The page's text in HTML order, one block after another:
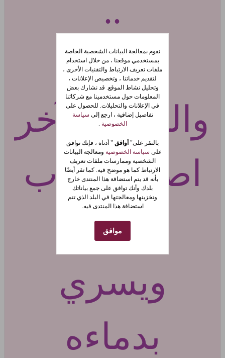
..
والبعض الآخر
اصبح الكذب
يمشي
ويسري
بدماءه
نقوم بمعالجة البيانات الشخصية الخاصة
بمستخدمي موقعنا ، من خلال استخدام
ملفات تعريف الارتباط والتقنيات الأخرى ،
لتقديم خدماتنا ، وتخصيص الإعلانات ،
وتحليل نشاط الموقع. قد نشارك بعض
المعلومات حول مستخدمينا مع شركائنا
في الإعلانات والتحليلات. للحصول على
تفاصيل إضافية ، ارجع إلى سياسة
الخصوصية .
بالنقر على" أوافق " أدناه ، فإنك توافق
على سياسة الخصوصية ومعالجة البيانات
الشخصية وممارسات ملفات تعريف
الارتباط كما هو موضح فيه. كما تقر أيضًا
بأنه قد يتم استضافة هذا المنتدى خارج
بلدك وأنك توافق على جمع بياناتك
وتخزينها ومعالجتها في البلد الذي تتم
استضافة هذا المنتدى فيه.
موافق